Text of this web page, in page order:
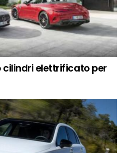
cilindri elettrificato per